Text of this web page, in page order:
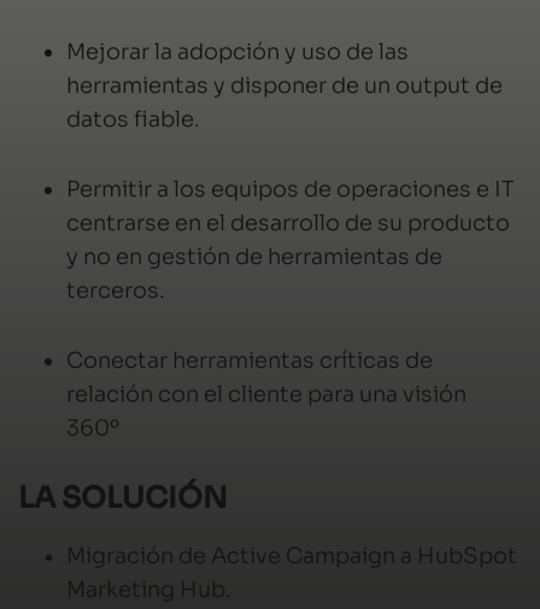
Mejorar la adopción y uso de las
herramientas y disponer de un output de
datos fiable.
Permitir a los equipos de operaciones e IT
centrarse en el desarrollo de su producto
y no en gestión de herramientas de
terceros.
Conectar herramientas críticas de
relación con el cliente para una visión
360º
LA SOLUCIÓN
Migración de Active Campaign a HubSpot
Marketing Hub.